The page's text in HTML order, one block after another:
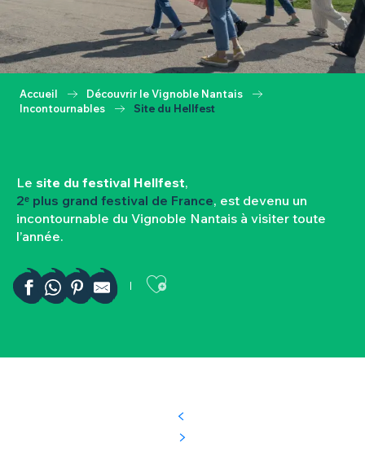
Accueil
Découvrir le Vignoble Nantais
Incontournables
Site du Hellfest
Le site du festival Hellfest,
2ᵉ plus grand festival de France, est devenu un
incontournable du Vignoble Nantais à visiter toute
l’année.
Ajouter aux